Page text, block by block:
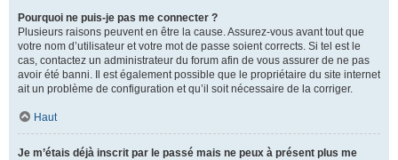
Pourquoi ne puis-je pas me connecter ?
Plusieurs raisons peuvent en être la cause. Assurez-vous avant tout que
votre nom d’utilisateur et votre mot de passe soient corrects. Si tel est le
cas, contactez un administrateur du forum afin de vous assurer de ne pas
avoir été banni. Il est également possible que le propriétaire du site internet
ait un problème de configuration et qu’il soit nécessaire de la corriger.
Haut
Je m’étais déjà inscrit par le passé mais ne peux à présent plus me